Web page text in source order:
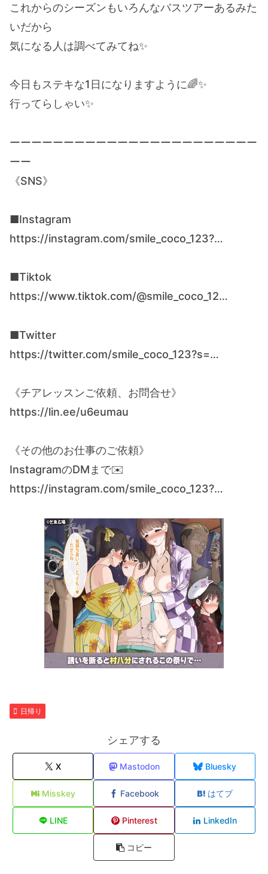
これからのシーズンもいろんなバスツアーあるみた
いだから
気になる人は調べてみてね✨
今日もステキな1日になりますように🌈✨
行ってらしゃい✨
ーーーーーーーーーーーーーーーーーーーーーーー
ーー
《SNS》
■Instagram
https://instagram.com/smile_coco_123?…
■Tiktok
https://www.tiktok.com/@smile_coco_12…
■Twitter
https://twitter.com/smile_coco_123?s=…
《チアレッスンご依頼、お問合せ》
https://lin.ee/u6eumau
《その他のお仕事のご依頼》
InstagramのDMまで✉️
https://instagram.com/smile_coco_123?…
日帰り
シェアする
X Mastodon Bluesky
Misskey Facebook はてブ
LINE Pinterest LinkedIn
コピー